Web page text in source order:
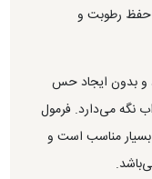
رطوبت و
و بدون ایجاد حس
نگه می‌دارد. فرمول
مناسب است و